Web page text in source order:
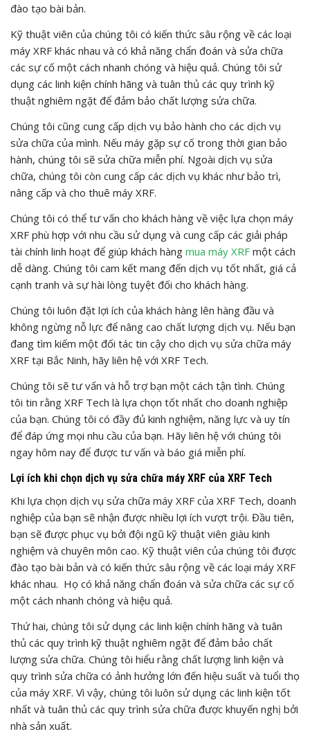
đào tạo bài bản.
Kỹ thuật viên của chúng tôi có kiến thức sâu rộng về các loại
máy XRF khác nhau và có khả năng chẩn đoán và sửa chữa
các sự cố một cách nhanh chóng và hiệu quả. Chúng tôi sử
dụng các linh kiện chính hãng và tuân thủ các quy trình kỹ
thuật nghiêm ngặt để đảm bảo chất lượng sửa chữa.
Chúng tôi cũng cung cấp dịch vụ bảo hành cho các dịch vụ
sửa chữa của mình. Nếu máy gặp sự cố trong thời gian bảo
hành, chúng tôi sẽ sửa chữa miễn phí. Ngoài dịch vụ sửa
chữa, chúng tôi còn cung cấp các dịch vụ khác như bảo trì,
nâng cấp và cho thuê máy XRF.
Chúng tôi có thể tư vấn cho khách hàng về việc lựa chọn máy
XRF phù hợp với nhu cầu sử dụng và cung cấp các giải pháp
tài chính linh hoạt để giúp khách hàng mua máy XRF một cách
dễ dàng. Chúng tôi cam kết mang đến dịch vụ tốt nhất, giá cả
cạnh tranh và sự hài lòng tuyệt đối cho khách hàng.
Chúng tôi luôn đặt lợi ích của khách hàng lên hàng đầu và
không ngừng nỗ lực để nâng cao chất lượng dịch vụ. Nếu bạn
đang tìm kiếm một đối tác tin cậy cho dịch vụ sửa chữa máy
XRF tại Bắc Ninh, hãy liên hệ với XRF Tech.
Chúng tôi sẽ tư vấn và hỗ trợ bạn một cách tận tình. Chúng
tôi tin rằng XRF Tech là lựa chọn tốt nhất cho doanh nghiệp
của bạn. Chúng tôi có đầy đủ kinh nghiệm, năng lực và uy tín
để đáp ứng mọi nhu cầu của bạn. Hãy liên hệ với chúng tôi
ngay hôm nay để được tư vấn và báo giá miễn phí.
Lợi ích khi chọn dịch vụ sửa chữa máy XRF của XRF Tech
Khi lựa chọn dịch vụ sửa chữa máy XRF của XRF Tech, doanh
nghiệp của bạn sẽ nhận được nhiều lợi ích vượt trội. Đầu tiên,
bạn sẽ được phục vụ bởi đội ngũ kỹ thuật viên giàu kinh
nghiệm và chuyên môn cao. Kỹ thuật viên của chúng tôi được
đào tạo bài bản và có kiến thức sâu rộng về các loại máy XRF
khác nhau. Họ có khả năng chẩn đoán và sửa chữa các sự cố
một cách nhanh chóng và hiệu quả.
Thứ hai, chúng tôi sử dụng các linh kiện chính hãng và tuân
thủ các quy trình kỹ thuật nghiêm ngặt để đảm bảo chất
lượng sửa chữa. Chúng tôi hiểu rằng chất lượng linh kiện và
quy trình sửa chữa có ảnh hưởng lớn đến hiệu suất và tuổi thọ
của máy XRF. Vì vậy, chúng tôi luôn sử dụng các linh kiện tốt
nhất và tuân thủ các quy trình sửa chữa được khuyến nghị bởi
nhà sản xuất.